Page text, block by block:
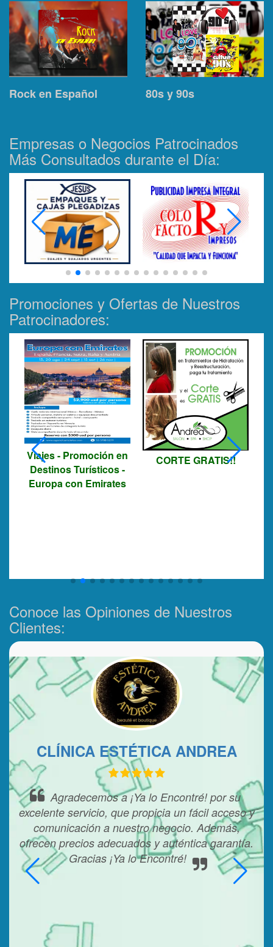
Rock en Español 80s y 90s
Empresas o Negocios Patrocinados
Más Consultados durante el Día:
Promociones y Ofertas de Nuestros
Patrocinadores:
Viajes - Promoción en
Destinos Turísticos -
Europa con Emirates
CORTE GRATIS!!
Conoce las Opiniones de Nuestros
Clientes:
CLÍNICA ESTÉTICA ANDREA
Agradecemos a ¡Ya lo Encontré! por su
excelente servicio, que propicia un fácil acceso y
comunicación a nuestro negocio. Además,
ofrecen precios adecuados y auténtica garantía.
Gracias ¡Ya lo Encontré!